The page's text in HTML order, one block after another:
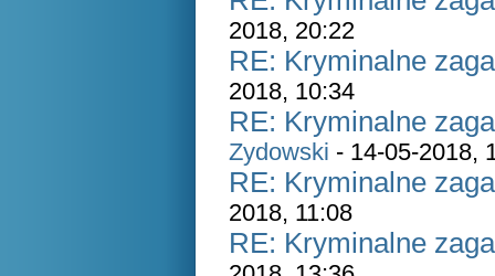
2018, 20:22
RE: Kryminalne
2018, 10:34
RE: Kryminalne
Zydowski - 14-05-2018,
RE: Kryminalne
2018, 11:08
RE: Kryminalne